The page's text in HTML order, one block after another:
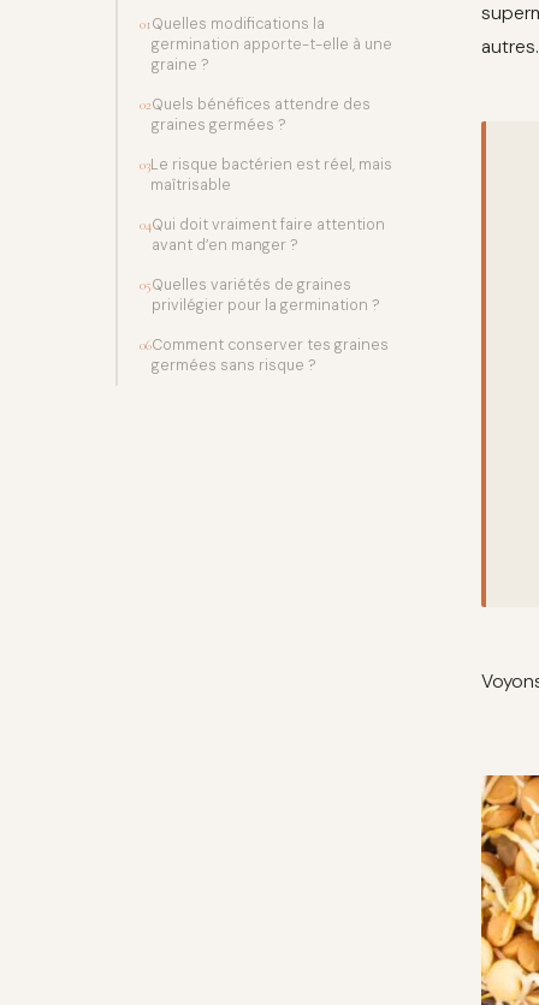
01 Quelles modifications la
germination apporte-t-elle à une
graine ?
02Quels bénéfices attendre des
graines germées ?
03Le risque bactérien est réel, mais
maîtrisable
04Qui doit vraiment faire attention
avant d’en manger ?
05Quelles variétés de graines
privilégier pour la germination ?
06Comment conserver tes graines
germées sans risque ?